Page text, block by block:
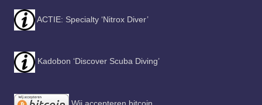
ACTIE: Specialty ‘Nitrox Diver’
Kadobon ‘Discover Scuba Diving’